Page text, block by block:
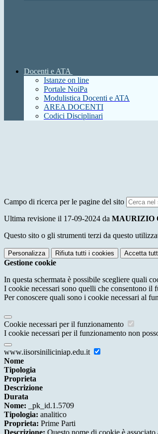
Docenti e ATA
Istanze on line
Portale NoiPa
Modulistica Docenti e ATA
AREA DOCENTI
Codici Disciplinari
Campo di ricerca per le pagine del sito
Ultima revisione il 17-09-2024 da MAURIZIO
Questo sito o gli strumenti terzi da questo
Personalizza Rifiuta tutti i cookies Accetta
Gestione cookie
In questa schermata è possibile scegliere quali
I cookie necessari sono quelli che consentono il
Per conoscere quali sono i cookie necessari al
Cookie necessari per il funzionamento
I cookie necessari per il funzionamento non
www.iisorsiniliciniap.edu.it
Nome
Tipologia
Proprieta
Descrizione
Durata
Nome: _pk_id.1.5709
Tipologia: analitico
Proprieta: Prime Parti